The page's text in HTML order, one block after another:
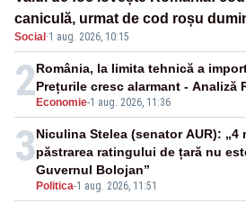
caniculă, urmat de cod roșu
urcă spre 40°C
Social ·1 aug. 2026, 10:15
2 Economie-1 aug. 2026, 11:36
România, la limita tehnică a
Prețurile cresc alarmant - Analiză
3
Politica-1 aug. 2026, 11:51
Niculina Stelea (senator AUR): „4
păstrarea ratingului de țară nu
Guvernul Bolojan”